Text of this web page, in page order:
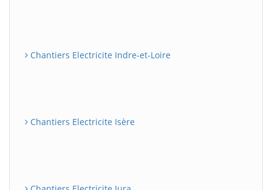
Chantiers Electricite Indre-et-Loire
Chantiers Electricite Isère